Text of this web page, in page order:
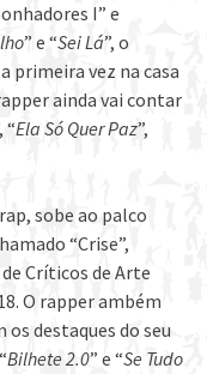
I” e
” e “Sei Lá”, o
primeira vez na casa
ainda vai contar
“Ela Só Quer Paz”,
sobe ao palco
“Crise”,
Críticos de Arte
O rapper ambém
destaques do seu
Bilhete 2.0” e “Se Tudo